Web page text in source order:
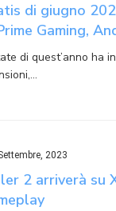
di giugno
Gaming,
di quest’anno ha
2023
2 arriverà su